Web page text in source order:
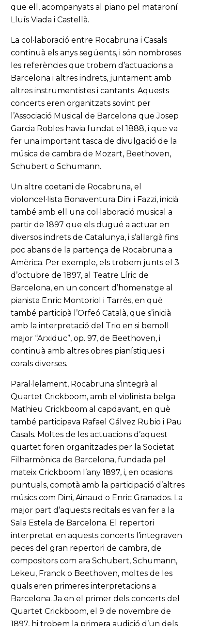
que ell, acompanyats al piano pel mataroní
Lluís Viada i Castellà.
La col·laboració entre Rocabruna i Casals
continuà els anys següents, i són nombroses
les referències que trobem d’actuacions a
Barcelona i altres indrets, juntament amb
altres instrumentistes i cantants. Aquests
concerts eren organitzats sovint per
l’Associació Musical de Barcelona que Josep
Garcia Robles havia fundat el 1888, i que va
fer una important tasca de divulgació de la
música de cambra de Mozart, Beethoven,
Schubert o Schumann.
Un altre coetani de Rocabruna, el
violoncel·lista Bonaventura Dini i Fazzi, inicià
també amb ell una col·laboració musical a
partir de 1897 que els dugué a actuar en
diversos indrets de Catalunya, i s’allargà fins
poc abans de la partença de Rocabruna a
Amèrica. Per exemple, els trobem junts el 3
d’octubre de 1897, al Teatre Líric de
Barcelona, en un concert d’homenatge al
pianista Enric Montoriol i Tarrés, en què
també participà l’Orfeó Català, que s’inicià
amb la interpretació del Trio en si bemoll
major “Arxiduc”, op. 97, de Beethoven, i
continuà amb altres obres pianístiques i
corals diverses.
Paral·lelament, Rocabruna s’integrà al
Quartet Crickboom, amb el violinista belga
Mathieu Crickboom al capdavant, en què
també participava Rafael Gálvez Rubio i Pau
Casals. Moltes de les actuacions d’aquest
quartet foren organitzades per la Societat
Filharmònica de Barcelona, fundada pel
mateix Crickboom l’any 1897, i, en ocasions
puntuals, comptà amb la participació d’altres
músics com Dini, Ainaud o Enric Granados. La
major part d’aquests recitals es van fer a la
Sala Estela de Barcelona. El repertori
interpretat en aquests concerts l’integraven
peces del gran repertori de cambra, de
compositors com ara Schubert, Schumann,
Lekeu, Franck o Beethoven, moltes de les
quals eren primeres interpretacions a
Barcelona. Ja en el primer dels concerts del
Quartet Crickboom, el 9 de novembre de
1897, hi trobem la primera audició d’un dels